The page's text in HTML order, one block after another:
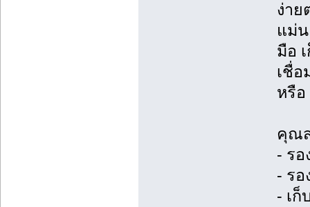
ง่าย
แม่
มือ
เชื่อ
หรือ
คุณ
- รอ
- รอ
- เก็